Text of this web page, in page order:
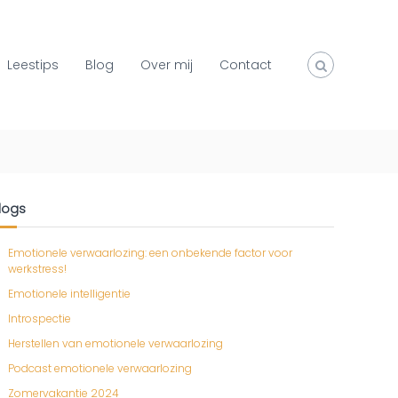
Leestips Blog Over mij Contact
Emotionele verwaarlozing: een onbekende factor voor
werkstress!
Emotionele intelligentie
Introspectie
Herstellen van emotionele verwaarlozing
Podcast emotionele verwaarlozing
Zomervakantie 2024